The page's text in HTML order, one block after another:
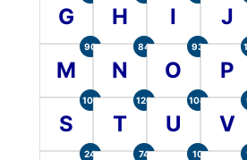
G H I J
M
90
N
84
O
93
P
S
107
T
120
U
104
V
24 74 10